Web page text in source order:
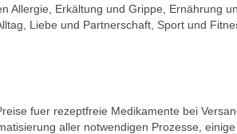
Allergie, Erkältung und Grippe, Ernährung
Liebe und Partnerschaft, Sport und
fuer rezeptfreie Medikamente bei
aller notwendigen Prozesse,